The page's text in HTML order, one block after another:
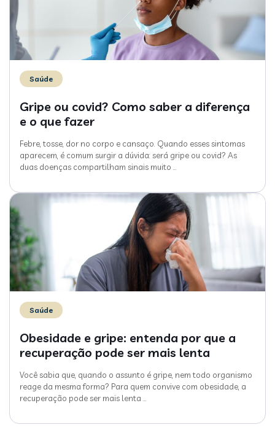
Saúde
Gripe ou covid? Como saber a diferença
e o que fazer
Febre, tosse, dor no corpo e cansaço. Quando esses sintomas
aparecem, é comum surgir a dúvida: será gripe ou covid? As
duas doenças compartilham sinais muito …
Saúde
Obesidade e gripe: entenda por que a
recuperação pode ser mais lenta
Você sabia que, quando o assunto é gripe, nem todo organismo
reage da mesma forma? Para quem convive com obesidade, a
recuperação pode ser mais lenta …